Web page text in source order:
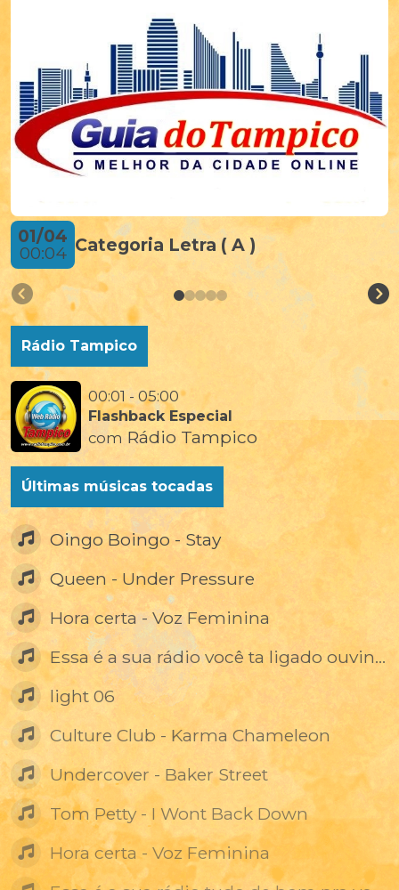
01/04
00:04 Categoria Letra ( A )
Rádio Tampico
00:01 - 05:00
Flashback Especial
com Rádio Tampico
Últimas músicas tocadas
Oingo Boingo - Stay
Queen - Under Pressure
Hora certa - Voz Feminina
Essa é a sua rádio você ta ligado ouvindo todo dia
light 06
Culture Club - Karma Chameleon
Undercover - Baker Street
Tom Petty - I Wont Back Down
Hora certa - Voz Feminina